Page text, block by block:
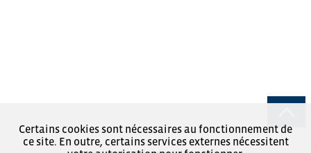
Certains cookies sont nécessaires au fonctionnement de
ce site. En outre, certains services externes nécessitent